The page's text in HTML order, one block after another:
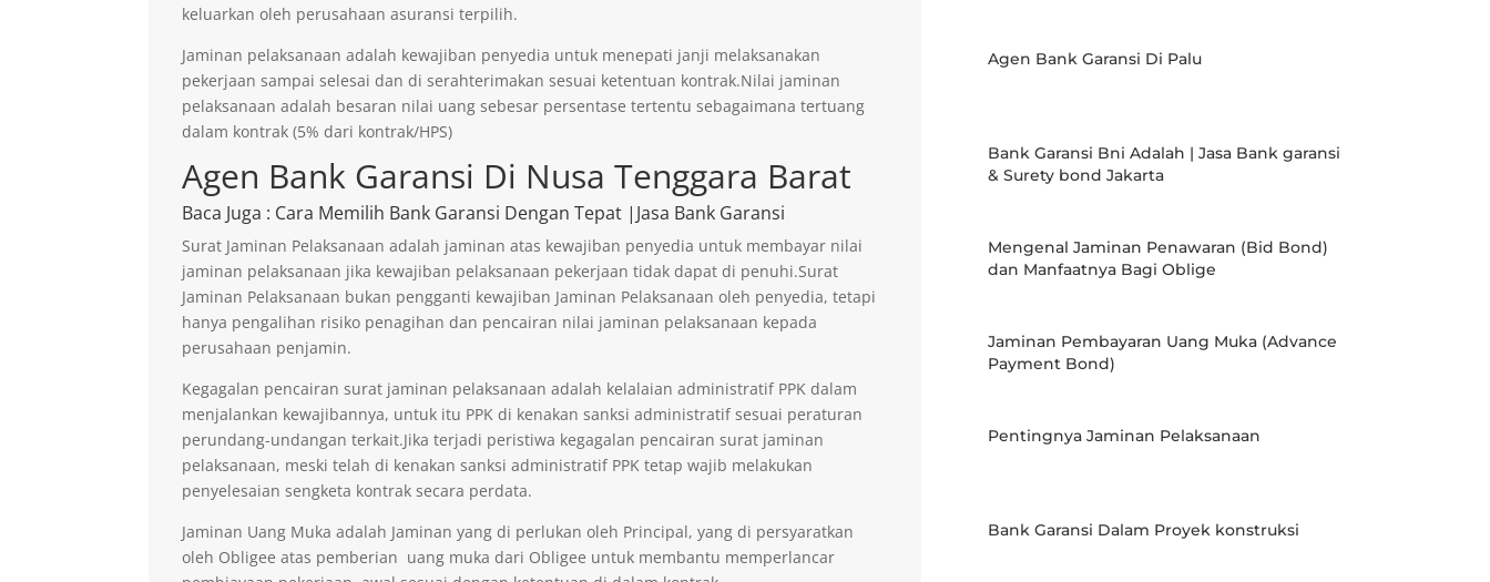
keluarkan oleh perusahaan asuransi terpilih.
Jaminan pelaksanaan adalah kewajiban penyedia untuk menepati janji melaksanakan
pekerjaan sampai selesai dan di serahterimakan sesuai ketentuan kontrak.Nilai jaminan
pelaksanaan adalah besaran nilai uang sebesar persentase tertentu sebagaimana tertuang
dalam kontrak (5% dari kontrak/HPS)
Agen Bank Garansi Di Nusa Tenggara Barat
Baca Juga : Cara Memilih Bank Garansi Dengan Tepat |Jasa Bank Garansi
Surat Jaminan Pelaksanaan adalah jaminan atas kewajiban penyedia untuk membayar nilai
jaminan pelaksanaan jika kewajiban pelaksanaan pekerjaan tidak dapat di penuhi.Surat
Jaminan Pelaksanaan bukan pengganti kewajiban Jaminan Pelaksanaan oleh penyedia, tetapi
hanya pengalihan risiko penagihan dan pencairan nilai jaminan pelaksanaan kepada
perusahaan penjamin.
Kegagalan pencairan surat jaminan pelaksanaan adalah kelalaian administratif PPK dalam
menjalankan kewajibannya, untuk itu PPK di kenakan sanksi administratif sesuai peraturan
perundang-undangan terkait.Jika terjadi peristiwa kegagalan pencairan surat jaminan
pelaksanaan, meski telah di kenakan sanksi administratif PPK tetap wajib melakukan
penyelesaian sengketa kontrak secara perdata.
Jaminan Uang Muka adalah Jaminan yang di perlukan oleh Principal, yang di persyaratkan
oleh Obligee atas pemberian uang muka dari Obligee untuk membantu memperlancar
Agen Bank Garansi Di Palu
Bank Garansi Bni Adalah | Jasa Bank garansi
& Surety bond Jakarta
Mengenal Jaminan Penawaran (Bid Bond)
dan Manfaatnya Bagi Oblige
Jaminan Pembayaran Uang Muka (Advance
Payment Bond)
Pentingnya Jaminan Pelaksanaan
Bank Garansi Dalam Proyek konstruksi